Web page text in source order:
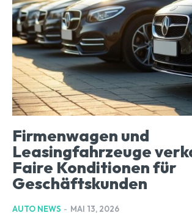
Firmenwagen und
Leasingfahrzeuge
Faire Konditionen für
Geschäftskunden
AUTO NEWS - MAI 13, 2026